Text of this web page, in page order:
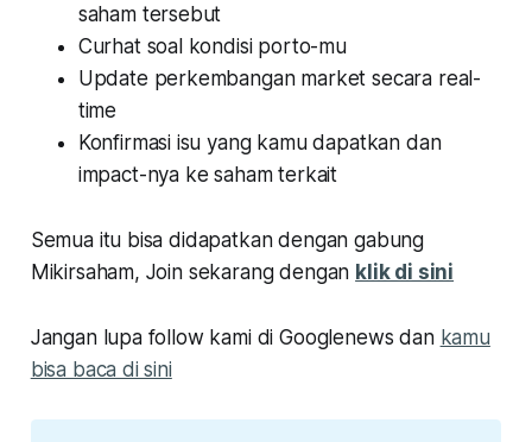
saham tersebut
Curhat soal kondisi porto-mu
Update perkembangan market secara real-
time
Konfirmasi isu yang kamu dapatkan dan
impact-nya ke saham terkait
Semua itu bisa didapatkan dengan gabung
Mikirsaham, Join sekarang dengan klik di sini
Jangan lupa follow kami di Googlenews dan kamu
bisa baca di sini